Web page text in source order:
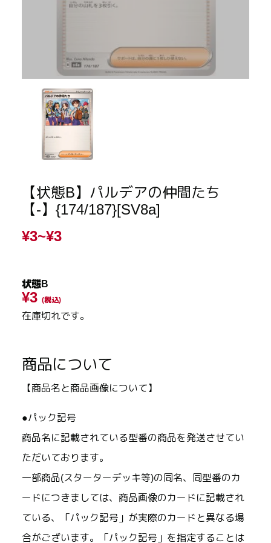
【状態B】パルデアの仲間たち
【-】{174/187}[SV8a]
¥3~¥3
状態B
¥3 (税込)
在庫切れです。
商品について
【商品名と商品画像について】
●パック記号
商品名に記載されている型番の商品を発送させてい
ただいております。
一部商品(スターターデッキ等)の同名、同型番のカ
ードにつきましては、商品画像のカードに記載され
ている、「パック記号」が実際のカードと異なる場
合がございます。「パック記号」を指定することは